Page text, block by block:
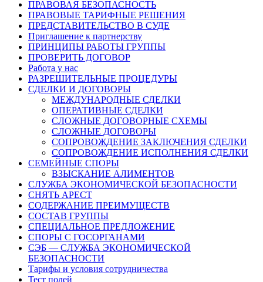
ПРАВОВАЯ БЕЗОПАСНОСТЬ
ПРАВОВЫЕ ТАРИФНЫЕ РЕШЕНИЯ
ПРЕДСТАВИТЕЛЬСТВО В СУДЕ
Приглашение к партнерству
ПРИНЦИПЫ РАБОТЫ ГРУППЫ
ПРОВЕРИТЬ ДОГОВОР
Работа у нас
РАЗРЕШИТЕЛЬНЫЕ ПРОЦЕДУРЫ
СДЕЛКИ И ДОГОВОРЫ
МЕЖДУНАРОДНЫЕ СДЕЛКИ
ОПЕРАТИВНЫЕ СДЕЛКИ
СЛОЖНЫЕ ДОГОВОРНЫЕ СХЕМЫ
СЛОЖНЫЕ ДОГОВОРЫ
СОПРОВОЖДЕНИЕ ЗАКЛЮЧЕНИЯ СДЕЛКИ
СОПРОВОЖДЕНИЕ ИСПОЛНЕНИЯ СДЕЛКИ
СЕМЕЙНЫЕ СПОРЫ
ВЗЫСКАНИЕ АЛИМЕНТОВ
СЛУЖБА ЭКОНОМИЧЕСКОЙ БЕЗОПАСНОСТИ
СНЯТЬ АРЕСТ
СОДЕРЖАНИЕ ПРЕИМУЩЕСТВ
СОСТАВ ГРУППЫ
СПЕЦИАЛЬНОЕ ПРЕДЛОЖЕНИЕ
СПОРЫ С ГОСОРГАНАМИ
СЭБ — СЛУЖБА ЭКОНОМИЧЕСКОЙ
БЕЗОПАСНОСТИ
Тарифы и условия сотрудничества
Тест полей